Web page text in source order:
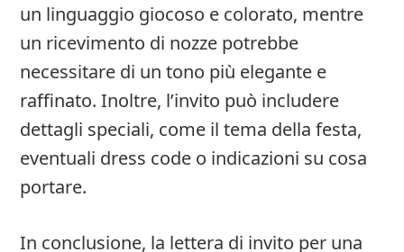
un linguaggio giocoso e colorato, mentre
un ricevimento di nozze potrebbe
necessitare di un tono più elegante e
raffinato. Inoltre, l’invito può includere
dettagli speciali, come il tema della festa,
eventuali dress code o indicazioni su cosa
portare.
In conclusione, la lettera di invito per una